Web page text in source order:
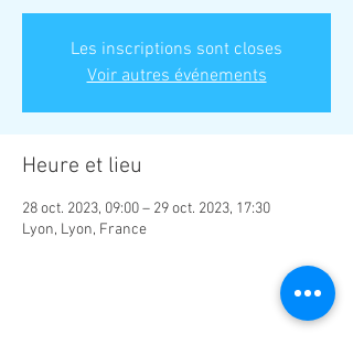
Les inscriptions sont closes
Voir autres événements
Heure et lieu
28 oct. 2023, 09:00 – 29 oct. 2023, 17:30
Lyon, Lyon, France